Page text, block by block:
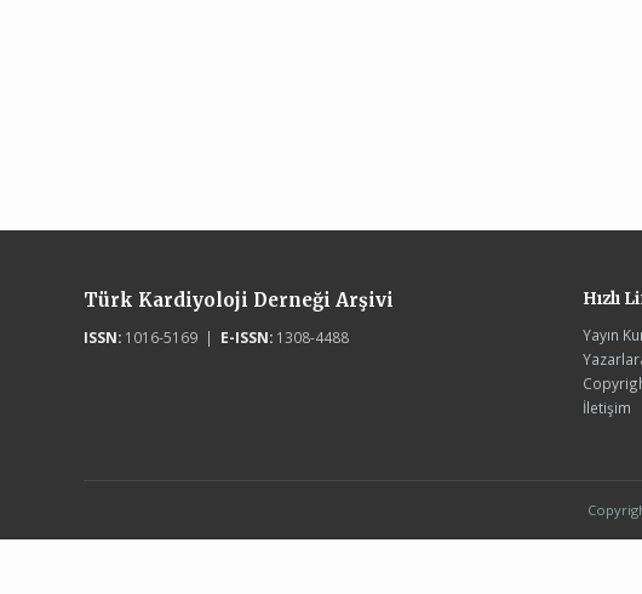
Türk Kardiyoloji Derneği Arşivi
ISSN:1016-5169 | E-ISSN:1308-4488
Hızlı
Yayın
İletişim